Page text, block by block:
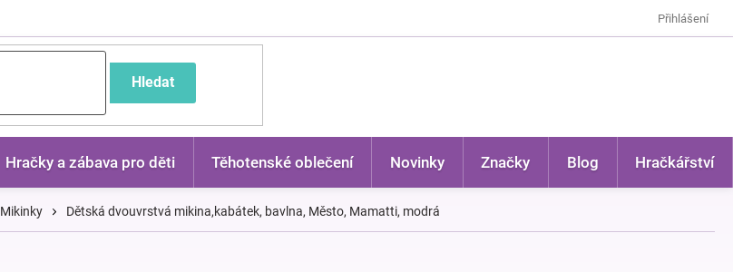
Přihlášení
Hledat
Hračky a zábava pro děti Těhotenské oblečení Novinky Značky Blog Hračkářství
Mikinky Dětská dvouvrstvá mikina,kabátek, bavlna, Město, Mamatti, modrá